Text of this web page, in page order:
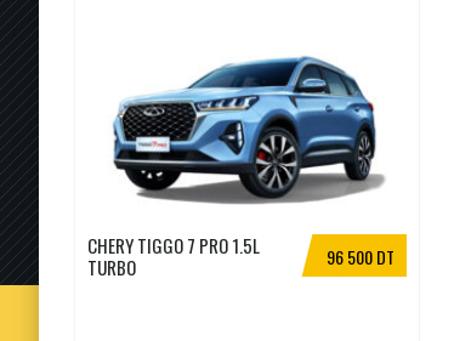
96 500 DT
CHERY TIGGO 7 PRO 1.5L
TURBO